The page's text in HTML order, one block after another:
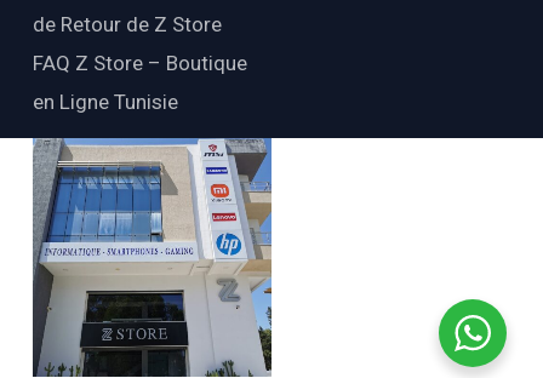
de Retour de Z Store
FAQ Z Store – Boutique
en Ligne Tunisie